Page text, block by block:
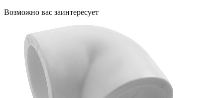
Возможно вас заинтересует